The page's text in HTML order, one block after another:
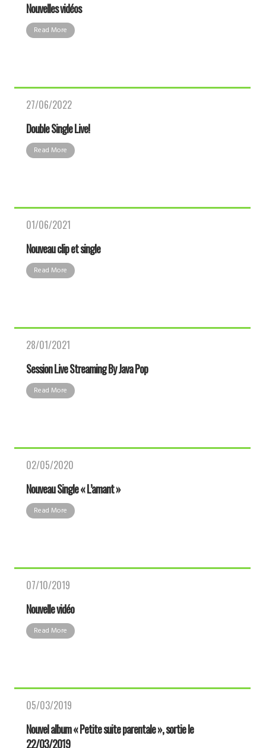
Nouvelles vidéos
Read More
27/06/2022
Double Single Live!
Read More
01/06/2021
Nouveau clip et single
Read More
28/01/2021
Session Live Streaming By Java Pop
Read More
02/05/2020
Nouveau Single « L’amant »
Read More
07/10/2019
Nouvelle vidéo
Read More
05/03/2019
Nouvel album « Petite suite parentale », sortie le
22/03/2019